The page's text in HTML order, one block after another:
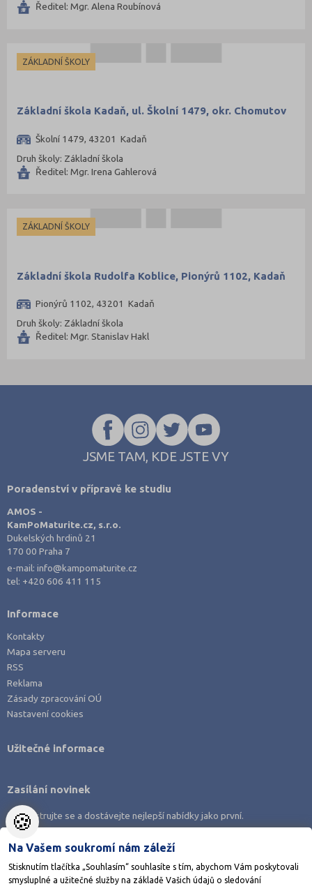
Ředitel: Mgr. Alena Roubínová
ZÁKLADNÍ ŠKOLY
Základní škola Kadaň, ul. Školní 1479, okr. Chomutov
Školní 1479, 43201 Kadaň
Druh školy: Základní škola
Ředitel: Mgr. Irena Gahlerová
ZÁKLADNÍ ŠKOLY
Základní škola Rudolfa Koblice, Pionýrů 1102, Kadaň
Pionýrů 1102, 43201 Kadaň
Druh školy: Základní škola
Ředitel: Mgr. Stanislav Hakl
JSME TAM, KDE JSTE VY
Poradenství v přípravě ke studiu
AMOS -
KamPoMaturite.cz, s.r.o.
Dukelských hrdinů 21
170 00 Praha 7
e-mail:info@kampomaturite.cz
tel: +420 606 411 115
Informace
Kontakty
Mapa serveru
RSS
Reklama
Zásady zpracování OÚ
Nastavení cookies
Užitečné informace
Zasílání novinek
Zaregistrujte se a dostávejte nejlepší nabídky jako první.
🍪
Na Vašem soukromí nám záleží
Stisknutím tlačítka „Souhlasím“ souhlasíte s tím, abychom Vám poskytovali
smysluplné a užitečné služby na základě Vašich údajů o sledování